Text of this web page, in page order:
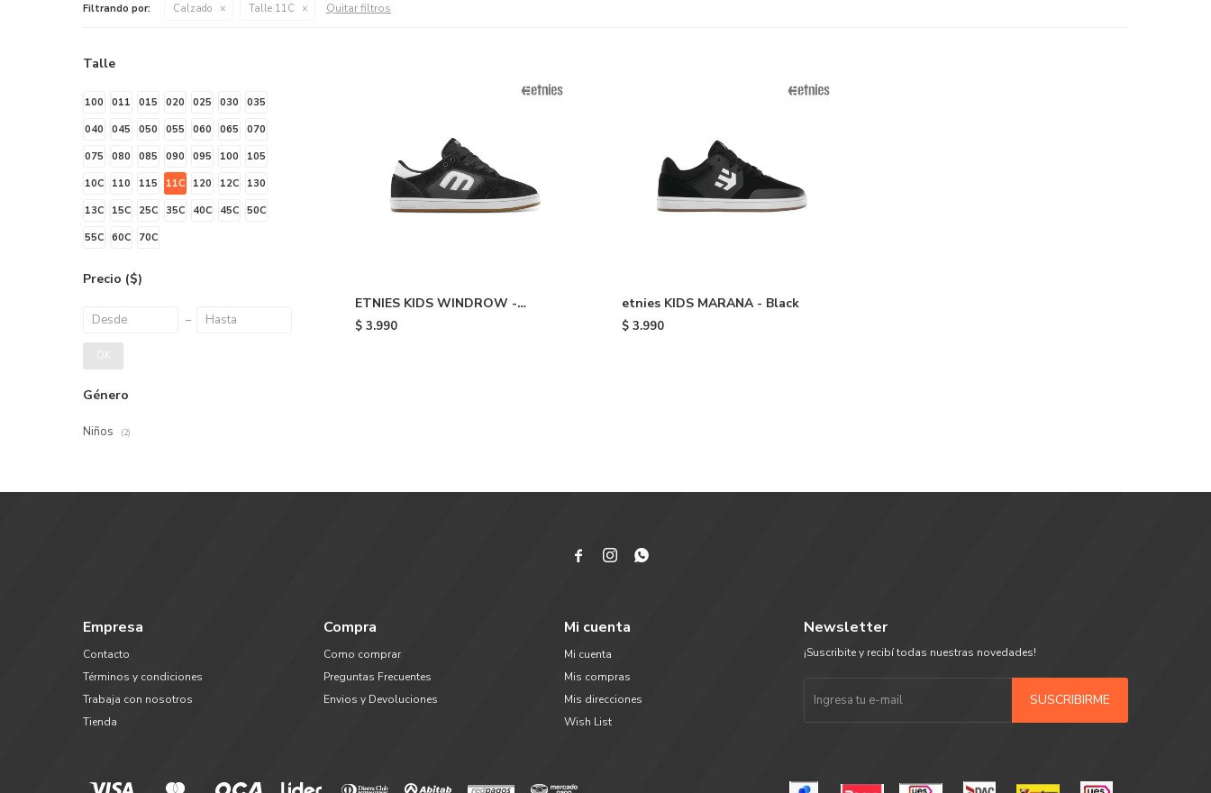
Filtrando por: Calzado Talle 11C Quitar filtros
ETNIES KIDS WINDROW -
Black/white
$ 3.990
etnies KIDS MARANA - Black
$ 3.990
Talle
100 011 015 020 025 030
035
040
045 050 055 060 065
070
075
080 085 090 095 100
105
10C
110 115 11C 120 12C
130
13C
15C 25C 35C 40C 45C 50C
55C 60C 70C
Precio ($)
OK
Género
Niños (2)
Empresa
Contacto
Términos y condiciones
Trabaja con nosotros
Tienda
Compra
Como comprar
Preguntas Frecuentes
Envios y Devoluciones
Mi cuenta
Mi cuenta
Mis compras
Mis direcciones
Wish List
  
Newsletter
¡Suscribite y recibí todas nuestras novedades!
SUSCRIBIRME